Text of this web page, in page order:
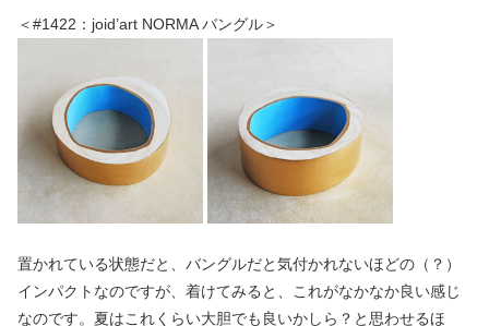
＜#1422：joid’art NORMA バングル＞
置かれている状態だと、バングルだと気付かれないほどの（？）
インパクトなのですが、着けてみると、これがなかなか良い感じ
なのです。夏はこれくらい大胆でも良いかしら？と思わせるほ